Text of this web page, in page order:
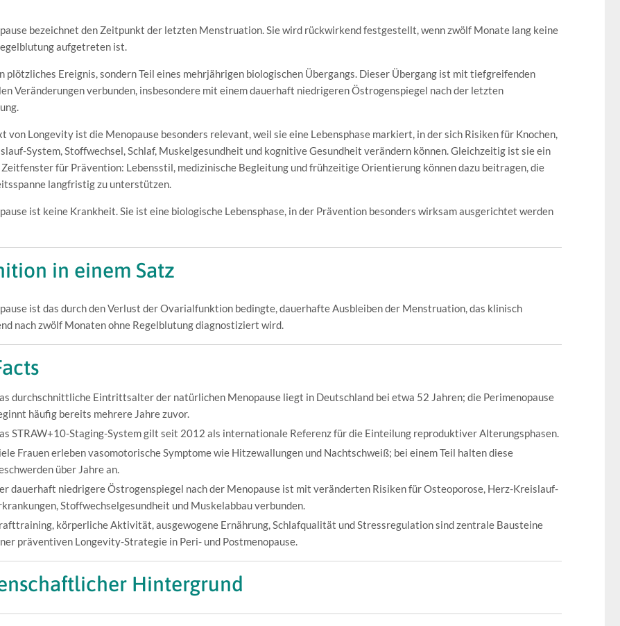
bezeichnet den Zeitpunkt der letzten Menstruation. Sie wird rückwirkend festgestellt, wenn zwölf Monate lang keine
aufgetreten ist.
plötzliches Ereignis, sondern Teil eines mehrjährigen biologischen Übergangs. Dieser Übergang ist mit tiefgreifenden
Veränderungen verbunden, insbesondere mit einem dauerhaft niedrigeren Östrogenspiegel nach der letzten
von Longevity ist die Menopause besonders relevant, weil sie eine Lebensphase markiert, in der sich Risiken für Knochen,
System, Stoffwechsel, Schlaf, Muskelgesundheit und kognitive Gesundheit verändern können. Gleichzeitig ist sie ein
für Prävention: Lebensstil, medizinische Begleitung und frühzeitige Orientierung können dazu beitragen, die
langfristig zu unterstützen.
ist keine Krankheit. Sie ist eine biologische Lebensphase, in der Prävention besonders wirksam ausgerichtet werden
in einem Satz
ist das durch den Verlust der Ovarialfunktion bedingte, dauerhafte Ausbleiben der Menstruation, das klinisch
nach zwölf Monaten ohne Regelblutung diagnostiziert wird.
durchschnittliche Eintrittsalter der natürlichen Menopause liegt in Deutschland bei etwa 52 Jahren; die Perimenopause
häufig bereits mehrere Jahre zuvor.
STRAW+10-Staging-System gilt seit 2012 als internationale Referenz für die Einteilung reproduktiver Alterungsphasen.
Frauen erleben vasomotorische Symptome wie Hitzewallungen und Nachtschweiß; bei einem Teil halten diese
über Jahre an.
dauerhaft niedrigere Östrogenspiegel nach der Menopause ist mit veränderten Risiken für Osteoporose, Herz-Kreislauf-
Stoffwechselgesundheit und Muskelabbau verbunden.
körperliche Aktivität, ausgewogene Ernährung, Schlafqualität und Stressregulation sind zentrale Bausteine
präventiven Longevity-Strategie in Peri- und Postmenopause.
Hintergrund